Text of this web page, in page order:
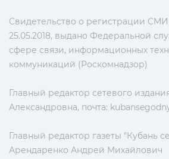
Свидетельство о регистрации
25.05.2018, выдано Федеральной
сфере связи, информационных
коммуникаций (Роскомнадзор)
Главный редактор сетевого
Александровна, почта:
Главный редактор газеты "Кубань
Арендаренко Андрей Михайлович